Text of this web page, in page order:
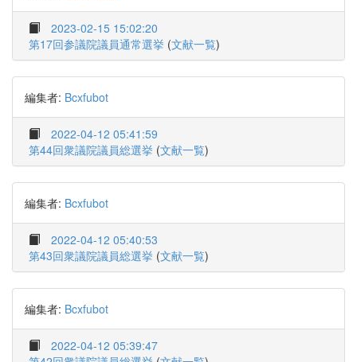
2023-02-15 15:02:20
第17回参議院議員通常選挙 (文献一覧)
編集者: Bcxfubot
2022-04-12 05:41:59
第44回衆議院議員総選挙 (文献一覧)
編集者: Bcxfubot
2022-04-12 05:40:53
第43回衆議院議員総選挙 (文献一覧)
編集者: Bcxfubot
2022-04-12 05:39:47